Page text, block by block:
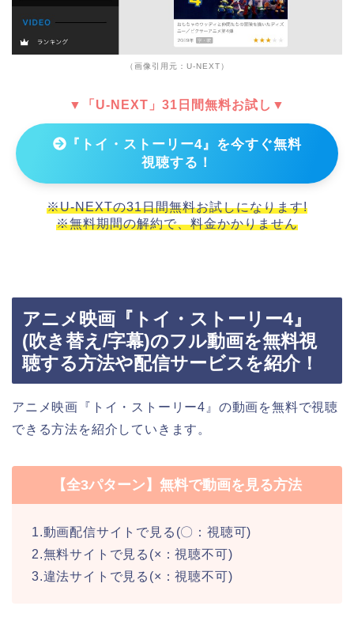
（画像引用元：U-NEXT）
▼「U-NEXT」31日間無料お試し▼
『トイ・ストーリー4』を今すぐ無料
視聴する！
※U-NEXTの31日間無料お試しになります!
※無料期間の解約で、料金かかりません
アニメ映画『トイ・ストーリー4』
(吹き替え/字幕)のフル動画を無料視
聴する方法や配信サービスを紹介！
アニメ映画『トイ・ストーリー4』の動画を無料で視聴
できる方法を紹介していきます。
【全3パターン】無料で動画を見る方法
1.動画配信サイトで見る(〇：視聴可)
2.無料サイトで見る(×：視聴不可)
3.違法サイトで見る(×：視聴不可)